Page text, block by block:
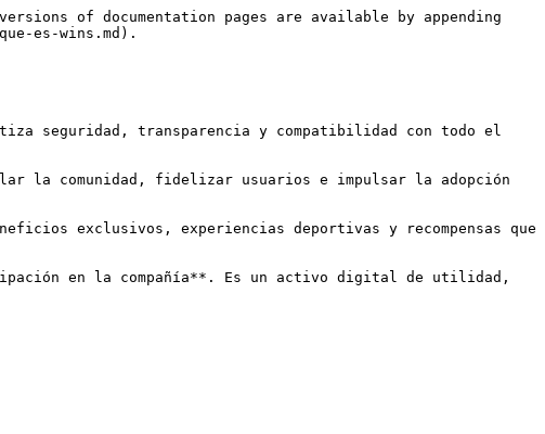
of documentation pages are available by appending
es-wins.md).
seguridad, transparencia y compatibilidad con todo el
la comunidad, fidelizar usuarios e impulsar la adopción
exclusivos, experiencias deportivas y recompensas que
en la compañía**. Es un activo digital de utilidad,